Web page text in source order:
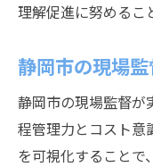
理解促進に努めるこ
静岡市の現場
静岡市の現場監督が
程管理力とコスト意
を可視化することで